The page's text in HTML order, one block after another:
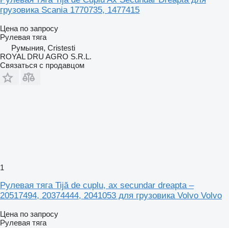
грузовика Scania 1770735, 1477415
Цена по запросу
Рулевая тяга
Румыния, Cristesti
ROYAL DRU AGRO S.R.L.
Связаться с продавцом
1
Рулевая тяга Tijă de cuplu, ax secundar dreapta –
20517494, 20374444, 2041053 для грузовика Volvo Volvo
Цена по запросу
Рулевая тяга